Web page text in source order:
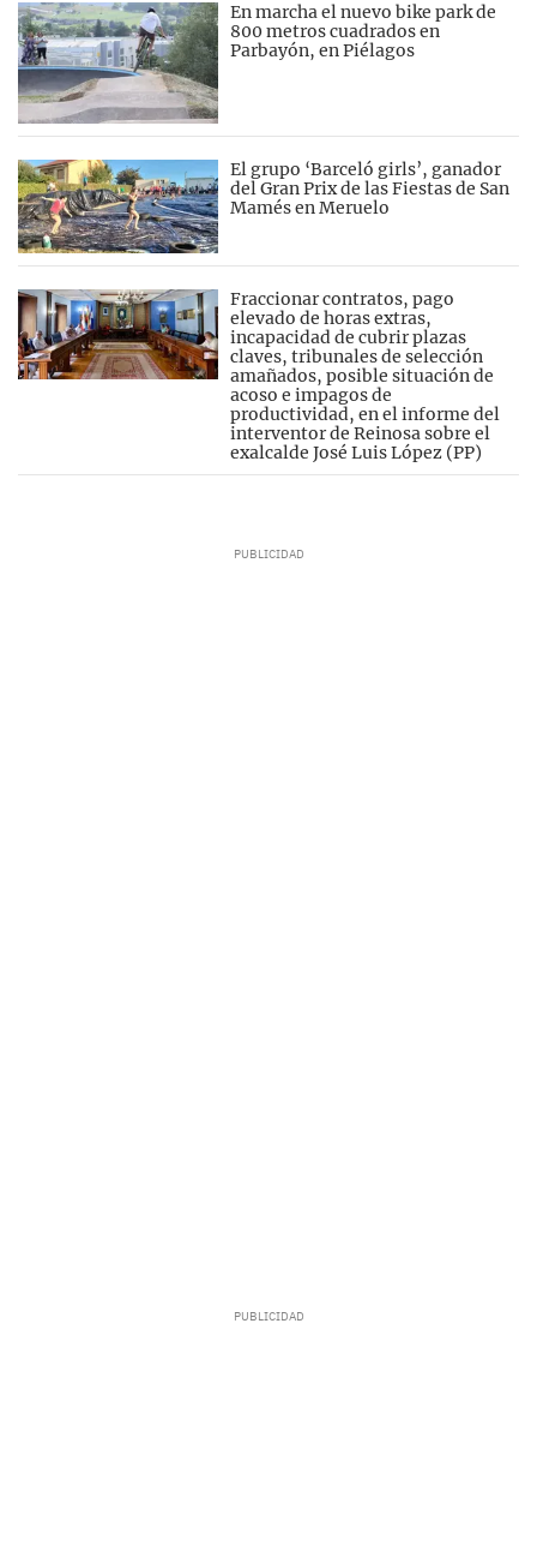
En marcha el nuevo bike park de
800 metros cuadrados en
Parbayón, en Piélagos
El grupo ‘Barceló girls’, ganador
del Gran Prix de las Fiestas de San
Mamés en Meruelo
Fraccionar contratos, pago
elevado de horas extras,
incapacidad de cubrir plazas
claves, tribunales de selección
amañados, posible situación de
acoso e impagos de
productividad, en el informe del
interventor de Reinosa sobre el
exalcalde José Luis López (PP)